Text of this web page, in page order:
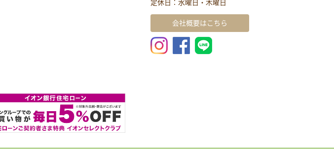
定休日：水曜日・木曜日
会社概要はこちら